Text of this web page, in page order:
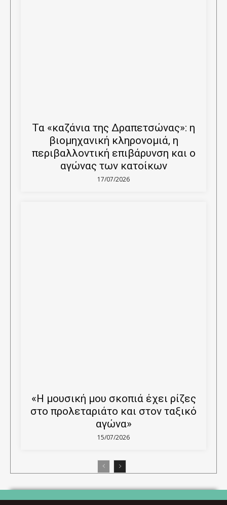
Τα «καζάνια της Δραπετσώνας»: η
βιομηχανική κληρονομιά, η
περιβαλλοντική επιβάρυνση και ο
αγώνας των κατοίκων
17/07/2026
«Η μουσική μου σκοπιά έχει ρίζες
στο προλεταριάτο και στον ταξικό
αγώνα»
15/07/2026